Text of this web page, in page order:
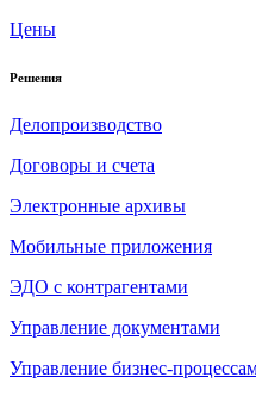
Цены
Решения
Делопроизводство
Договоры и счета
Электронные архивы
Мобильные приложения
ЭДО с контрагентами
Управление документами
Управление бизнес-